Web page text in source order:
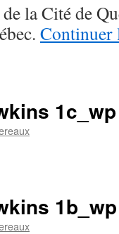
la Cité de
1c_wp
1b_wp